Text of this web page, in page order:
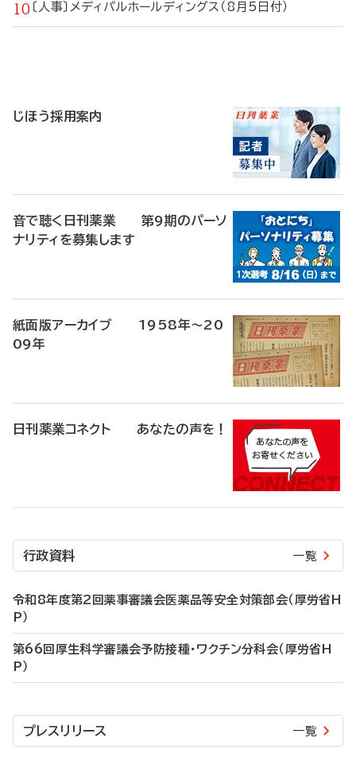
〔人事〕メディパルホールディングス（8月5日付）
じほう採用案内
音で聴く日刊薬業 第9期のパーソ
ナリティを募集します
紙面版アーカイブ 1958年～20
09年
日刊薬業コネクト あなたの声を！
行政資料 一覧
令和8年度第2回薬事審議会医薬品等安全対策部会（厚労省H
P）
第66回厚生科学審議会予防接種・ワクチン分科会（厚労省H
P）
プレスリリース 一覧